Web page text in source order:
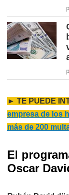
► TE PUEDE
empresa de los
más de 200
El
Oscar